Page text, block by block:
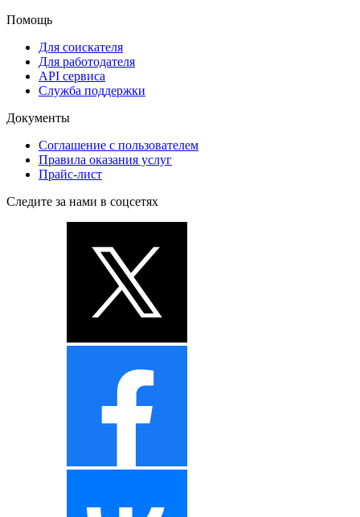
Помощь
Для соискателя
Для работодателя
API сервиса
Служба поддержки
Документы
Соглашение с пользователем
Правила оказания услуг
Прайс-лист
Следите за нами в соцсетях